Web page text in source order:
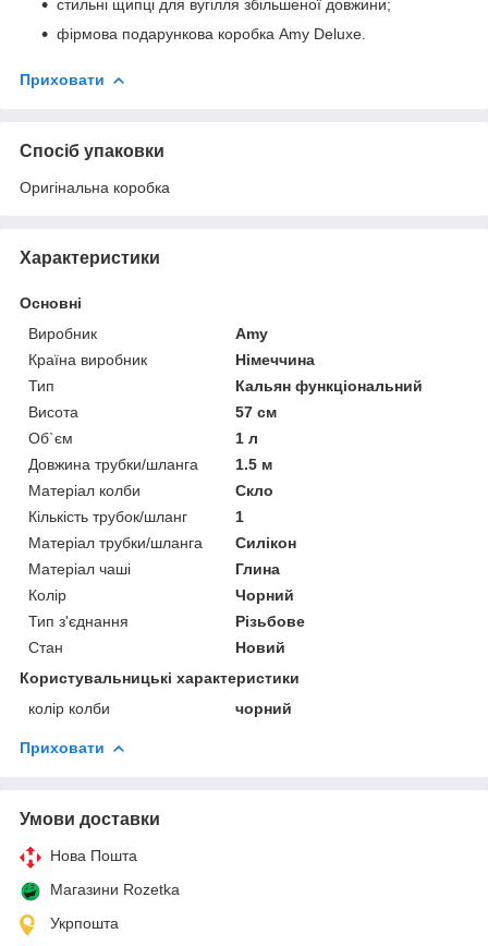
стильні щипці для вугілля збільшеної довжини;
фірмова подарункова коробка Amy Deluxe.
Приховати
Спосіб упаковки
Оригінальна коробка
Характеристики
Основні
Виробник
Amy
Країна виробник
Німеччина
Тип
Кальян функціональний
Висота
57 см
Об`єм
1 л
Довжина трубки/шланга
1.5 м
Матеріал колби
Скло
Кількість трубок/шланг
1
Матеріал трубки/шланга
Силікон
Матеріал чаші
Глина
Колір
Чорний
Тип з'єднання
Різьбове
Стан
Новий
Користувальницькі характеристики
колір колби
чорний
Приховати
Умови доставки
Нова Пошта
Магазини Rozetka
Укрпошта